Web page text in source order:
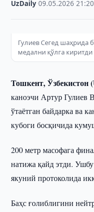
UzDaily ·09.05.2026 ·21:20
Гулиев Сегед шаҳрида
медални қўлга киритди
Тошкент,
каноэчи Артур Гулиев
ўтаётган байдарка ва
кубоги босқичида
200 метр масофага
натижа қайд этди.
якуний протоколида
Баҳс ғолиблигини